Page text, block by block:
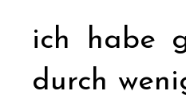
ich habe
durch